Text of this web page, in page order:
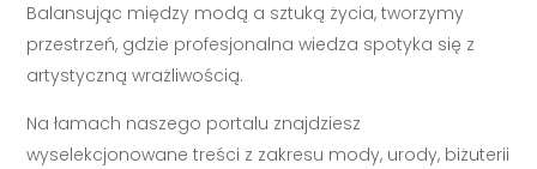
Balansując między modą a sztuką życia, tworzymy
przestrzeń, gdzie profesjonalna wiedza spotyka się z
artystyczną wrażliwością.
Na łamach naszego portalu znajdziesz
wyselekcjonowane treści z zakresu mody, urody, biżuterii